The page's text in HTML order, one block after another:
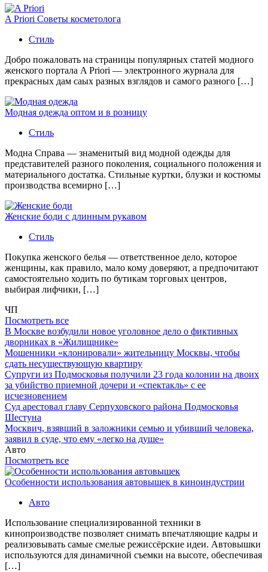
A Priori Советы косметолога
Стиль
Добро пожаловать на страницы популярных статей модного
женского портала A Priori — электронного журнала для
прекрасных дам саых разных взглядов и самого разного […]
Модная одежда оптом и в розницу
Стиль
Модна Справа — знаменитый вид модной одежды для
представителей разного поколения, социального положения и
материального достатка. Стильные куртки, блузки и костюмы
производства всемирно […]
Женские боди с длинным рукавом
Стиль
Покупка женского белья — ответственное дело, которое
женщины, как правило, мало кому доверяют, а предпочитают
самостоятельно ходить по бутикам торговых центров,
выбирая лифчики, […]
ЧП
Посмотреть все
В Москве возбудили новое уголовное дело о фиктивных
дворниках в «Жилищнике»
Мошенники «клонировали» жительницу Москвы, чтобы
сдать несуществующую квартиру
Супруги из Подмосковья получили 23 года колонии на двоих
за убийство приемной дочери и «спектакль» с ее
исчезновением
Суд арестовал главу Серпуховского района Подмосковья
Шестуна
Москвич, взявший в заложники семью и убивший человека,
заявил в суде, что ему «легко на душе»
Авто
Посмотреть все
Особенности использования автовышек в киноиндустрии
Авто
Использование специализированной техники в
кинопроизводстве позволяет снимать впечатляющие кадры и
реализовывать самые смелые режиссёрские идеи. Автовышки
используются для динамичной съемки на высоте, обеспечивая
[…]